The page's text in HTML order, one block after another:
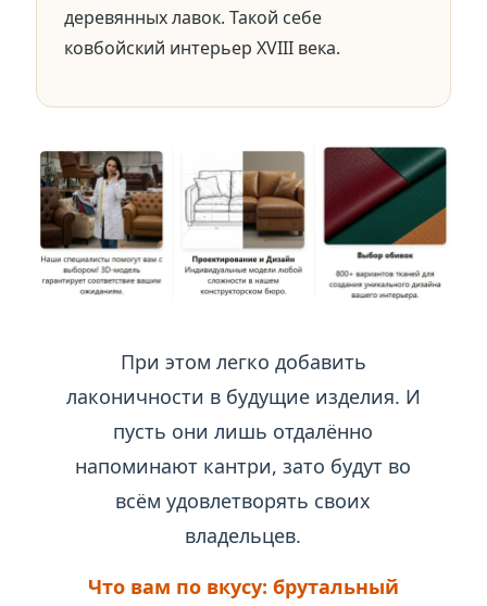
деревянных лавок. Такой себе
ковбойский интерьер XVIII века.
При этом легко добавить
лаконичности в будущие изделия. И
пусть они лишь отдалённо
напоминают кантри, зато будут во
всём удовлетворять своих
владельцев.
Что вам по вкусу: брутальный